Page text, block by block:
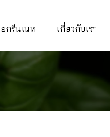
กรีนเนท เกี่ยวกับเรา